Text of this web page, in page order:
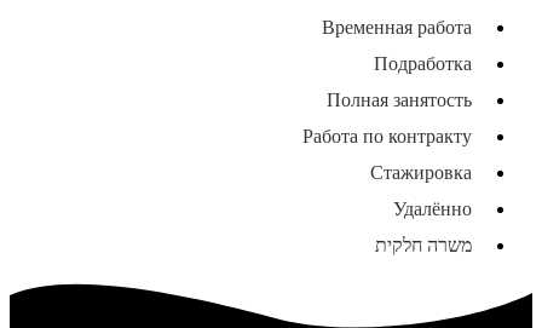
Временная работа
Подработка
Полная занятость
Работа по контракту
Стажировка
Удалённо
משרה חלקית